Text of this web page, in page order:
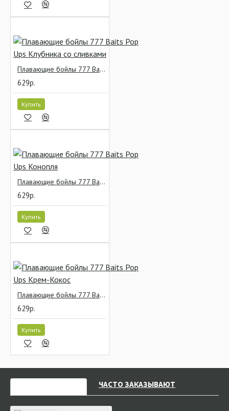
Плавающие бойлы 777 Baits Pop Ups Клубника со сливками
629р.
Купить
Плавающие бойлы 777 Baits Pop Ups Конопля
629р.
Купить
Плавающие бойлы 777 Baits Pop Ups Крем-Кокос
629р.
Купить
ЧАСТО ЗАКАЗЫВАЮТ